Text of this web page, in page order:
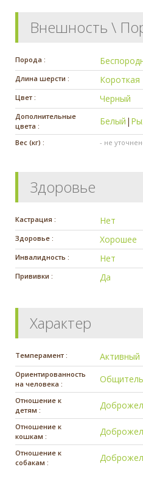
Внешность \
Порода :
Длина шерсти : Короткая
Цвет : Черный
Дополнительные
цвета :
Белый |
Вес (кг) : - не
Здоровье
Кастрация : Нет
Здоровье : Хорошее
Инвалидность : Нет
Прививки : Да
Характер
Темперамент : Активный
Ориентированность
на человека :
Отношение к
детям :
Отношение к
кошкам :
Отношение к
собакам :